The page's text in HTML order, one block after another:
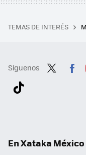
TEMAS DE INTERÉS
Síguenos
En Xataka